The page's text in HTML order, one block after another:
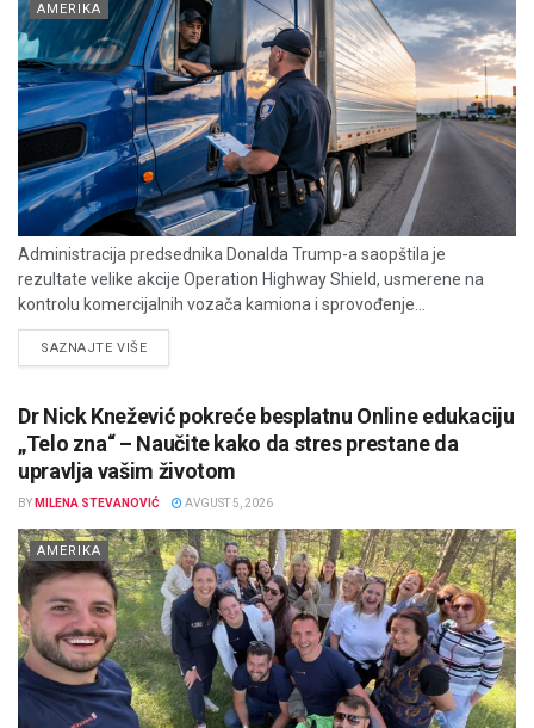
AMERIKA
Administracija predsednika Donalda Trump-a saopštila je
rezultate velike akcije Operation Highway Shield, usmerene na
kontrolu komercijalnih vozača kamiona i sprovođenje...
SAZNAJTE VIŠEDETAILS
Dr Nick Knežević pokreće besplatnu Online edukaciju
„Telo zna“ – Naučite kako da stres prestane da
upravlja vašim životom
BY MILENA STEVANOVIĆ AVGUST 5, 2026
AMERIKA